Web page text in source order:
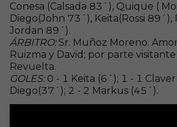
Conesa (Calsada 83´), Quique (
Diego(John 73´), Keita(Rossi 89´),
Jordan 89´).
ÁRBITRO:Sr. Muñoz Moreno.
Ruizma y David; por parte visitante
Revuelta.
GOLES:0 - 1 Keita (6´); 1 - 1
Diego(37´); 2 - 2 Markus (45´).